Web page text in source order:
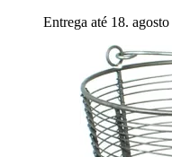
Entrega até 18. agosto